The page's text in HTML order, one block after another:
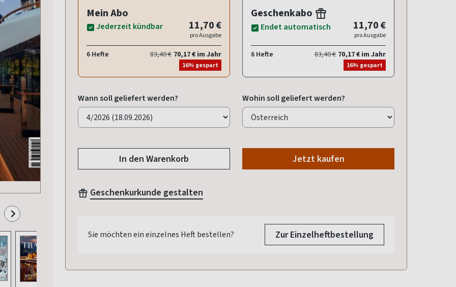
Mein Abo
Jederzeit kündbar 11,70 €
pro Ausgabe
6 Hefte 83,40 € 70,17 € im Jahr
16% gespart
Geschenkabo
Endet automatisch 11,70 €
pro Ausgabe
6 Hefte 83,40 € 70,17 € im Jahr
16% gespart
Wann soll geliefert werden? Wohin soll geliefert werden?
In den Warenkorb Jetzt kaufen
Geschenkurkunde gestalten
Sie möchten ein einzelnes Heft bestellen? Zur Einzelheftbestellung